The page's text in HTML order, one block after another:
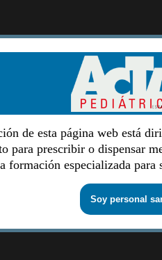
de esta página web está
para prescribir o dispensar
formación especializada para
Soy personal